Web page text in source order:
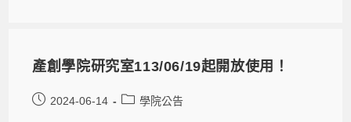
產創學院研究室113/06/19起開放使用！
2024-06-14 學院公告